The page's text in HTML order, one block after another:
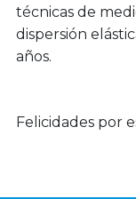
técnicas de
dispersión
años.
Felicidades por